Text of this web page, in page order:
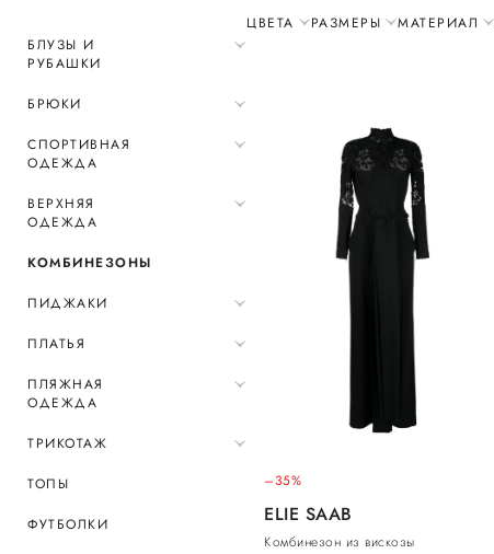
БЛУЗЫ И
РУБАШКИ
БРЮКИ
СПОРТИВНАЯ
ОДЕЖДА
ВЕРХНЯЯ
ОДЕЖДА
КОМБИНЕЗОНЫ
ПИДЖАКИ
ПЛАТЬЯ
ПЛЯЖНАЯ
ОДЕЖДА
ТРИКОТАЖ
ТОПЫ
ФУТБОЛКИ
ЦВЕТА РАЗМЕРЫ МАТЕРИАЛ
–35%
ELIE SAAB
Комбинезон из вискозы